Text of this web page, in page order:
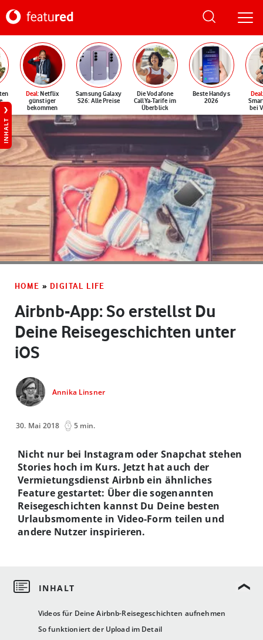
Deal: Netflix
günstiger
bekommen
Samsung Galaxy
S26: Alle Preise
Die Vodafone
CallYa-Tarife im
Überblick
Beste Handys
2026
Deal
bei
INHALT
HOME » DIGITAL LIFE
Airbnb-App: So erstellst Du
Deine Reisegeschichten unter
iOS
Annika Linsner
30. Mai 2018 5 min.
Videos für Deine Airbnb-Reisegeschichten aufnehmen
So funktioniert der Upload im Detail
Nicht nur bei Instagram oder Snapchat stehen
Stories hoch im Kurs. Jetzt hat auch der
Vermietungsdienst Airbnb ein ähnliches
Feature gestartet: Über die sogenannten
Reisegeschichten kannst Du Deine besten
Urlaubsmomente in Video-Form teilen und
andere Nutzer inspirieren.